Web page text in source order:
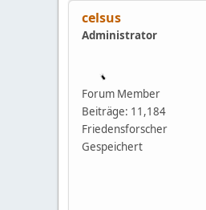
celsus
Administrator
Forum Member
Beiträge: 11,184
Friedensforscher
Gespeichert